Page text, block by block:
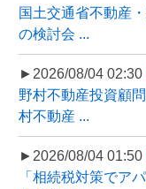
国土交通省不動産
の検討会 ...
►2026/08/04 02:30
野村不動産投資顧
村不動産 ...
►2026/08/04 01:50
「相続税対策でア